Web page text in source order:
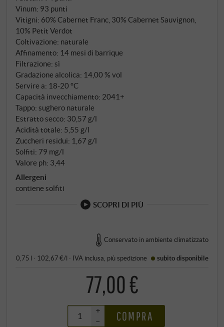
Vinum: 93 punti
Vitigni: 60% Cabernet Franc, 30% Cabernet Sauvignon,
10% Petit Verdot
Coltivazione: naturale
Affinamento: 14 mesi di barrique
Filtrazione: sì
Gradazione alcolica: 14,00 % vol
Servire a: 18‑20 °C
Capacità invecchiamento: 2041+
Tappo: sughero naturale
Estratto secco: 30,57 g/l
Acidità totale: 5,55 g/l
Zuccheri residui: 1,67 g/l
Solfiti: 79 mg/l
Valore ph: 3,44
Allergeni
contiene solfiti
SCOPRI DI PIÙ
Conservato in ambiente climatizzato
0,75 l · 102,67 €/l · IVA inclusa , piùspedizione subito disponibile
77,00 €
+
–
COMPRA